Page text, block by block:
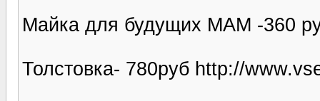
Майка для будущих МАМ -360
Толстовка- 780руб http://